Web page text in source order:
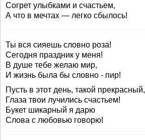
Согрет улыбками и счастьем,
А что в мечтах — легко сбылось!
Ты вся сияешь словно роза!
Сегодня праздник у меня!
В душе тебе желаю мир,
И жизнь была бы словно - пир!
Пусть в этот день, такой прекрасный,
Глаза твои лучились счастьем!
Букет шикарный я дарю
Слова с любовью говорю!